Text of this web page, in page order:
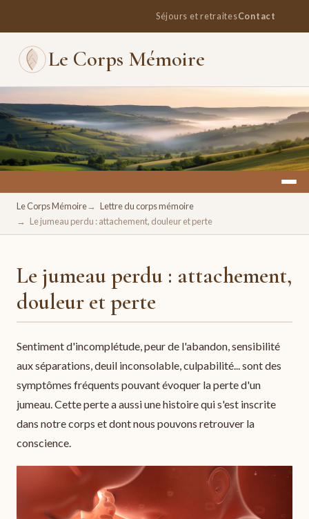
Séjours et retraitesContact
Le Corps Mémoire
Un espace pour se retrouver, se ressourcer, se réconcilier
avec soi.
Le Corps Mémoire
Lettre du corps mémoire
Le jumeau perdu : attachement, douleur et perte
Le jumeau perdu : attachement,
douleur et perte
Sentiment d'incomplétude, peur de l'abandon, sensibilité
aux séparations, deuil inconsolable, culpabilité... sont des
symptômes fréquents pouvant évoquer la perte d'un
jumeau. Cette perte a aussi une histoire qui s'est inscrite
dans notre corps et dont nous pouvons retrouver la
conscience.